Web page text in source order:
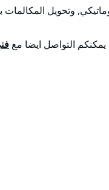
وتحويل المكالمات
يمكنكم التواصل ايضا مع